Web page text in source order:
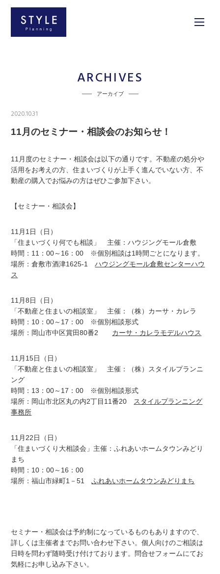
ARCHIVES
アーカイブ
2020.10.31
11月のセミナー・相談会のお知らせ！
11月度のセミナー・相談会は以下の通りです。不動産の処分や
活用をお考えの方、住まいづくりが上手く進んでいない方、不
動産の購入でお悩みの方はぜひご参加下さい。
【セミナー・相談会】
11月1日（日）
「住まいづくり何でも相談」 主催：ハウジングモール倉敷
時間：11：00～16：00 ※個別相談は1時間ごとになります。
場所：倉敷市酒津1625-1ハウジングモール倉敷センターハウ
ス
11月8日（日）
「不動産と住まいの相談室」 主催：（株）カーサ・カレラ
時間：10：00～17：00 ※個別相談形式
場所：岡山市中区賞田80番2 カーサ・カレラモデルハウス
11月15日（日）
「不動産と住まいの相談室」 主催：（株）スタイルプランニ
ング
時間：13：00～17：00 ※個別相談形式
場所：岡山市北区丸の内2丁目11番20 スタイルプランニング
事務所
11月22日（日）
「住まいづくり大相談会」主催：ふれあいホームタウンみどり
まち
時間：10：00～16：00
場所：福山市緑町1－51ふれあいホームタウンみどりまち
セミナー・相談会は予約制になっているものもありますので、
詳しくは主催者までお問い合わせ下さい。個人向けのご相談は
日時を問わず随時受け付けております。問合せフォームにてお
気軽にお申し込み下さい。